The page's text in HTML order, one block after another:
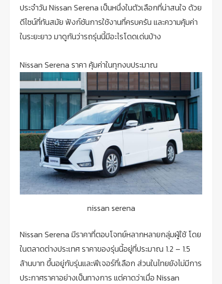
ประจำวัน Nissan Serena เป็นหนึ่งในตัวเลือกที่น่าสนใจ ด้วย
ดีไซน์ที่ทันสมัย ฟังก์ชันการใช้งานที่ครบครัน และความคุ้มค่า
ในระยะยาว มาดูกันว่ารถรุ่นนี้มีอะไรโดดเด่นบ้าง
Nissan Serena ราคา คุ้มค่าในทุกงบประมาณ
nissan serena
Nissan Serena มีราคาที่ตอบโจทย์หลากหลายกลุ่มผู้ใช้ โดย
ในตลาดต่างประเทศ ราคาของรุ่นนี้อยู่ที่ประมาณ 1.2 – 1.5
ล้านบาท ขึ้นอยู่กับรุ่นและฟีเจอร์ที่เลือก ส่วนในไทยยังไม่มีการ
ประกาศราคาอย่างเป็นทางการ แต่คาดว่าเมื่อ Nissan